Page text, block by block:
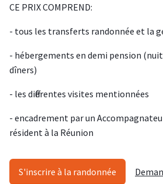
CE PRIX COMPREND:
- tous les transferts randonnée et la
- hébergements en demi pension
dîners)
- les différentes visites mentionnées
- encadrement par un
résident à la Réunion
S'inscrire à la randonnée